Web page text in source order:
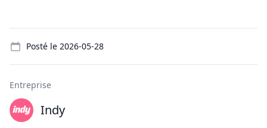
Posté le 2026-05-28
Entreprise
Indy